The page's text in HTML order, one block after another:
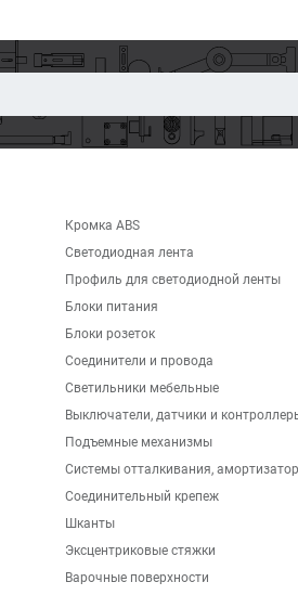
Кромка ABS
Светодиодная лента
Профиль для светодиодной ленты
Блоки питания
Блоки розеток
Соединители и провода
Светильники мебельные
Выключатели, датчики и
Подъемные механизмы
Системы отталкивания,
Соединительный крепеж
Шканты
Эксцентриковые стяжки
Варочные поверхности